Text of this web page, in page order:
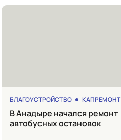
БЛАГОУСТРОЙСТВО КАПРЕМОНТ
в Анадыре начался ремонт
автобусных остановок